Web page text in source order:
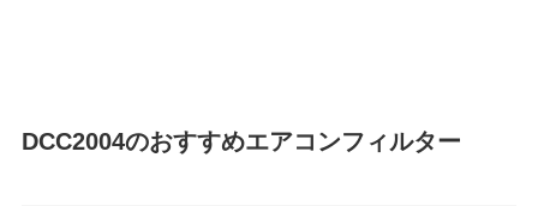
DCC2004のおすすめエアコンフィルター